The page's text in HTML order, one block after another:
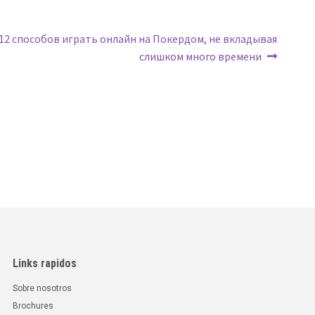
Siguiente:
12 способов играть онлайн на Покердом, не вкладывая
слишком много времени
Links rapidos
Sobre nosotros
Brochures